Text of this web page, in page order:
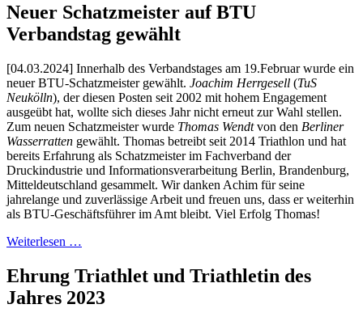
Neuer Schatzmeister auf BTU
Verbandstag gewählt
[04.03.2024] Innerhalb des Verbandstages am 19.Februar wurde ein
neuer BTU-Schatzmeister gewählt. Joachim Herrgesell (TuS
Neukölln), der diesen Posten seit 2002 mit hohem Engagement
ausgeübt hat, wollte sich dieses Jahr nicht erneut zur Wahl stellen.
Zum neuen Schatzmeister wurde Thomas Wendtvon den Berliner
Wasserratten gewählt. Thomas betreibt seit 2014 Triathlon und hat
bereits Erfahrung als Schatzmeister im Fachverband der
Druckindustrie und Informationsverarbeitung Berlin, Brandenburg,
Mitteldeutschland gesammelt. Wir danken Achim für seine
jahrelange und zuverlässige Arbeit und freuen uns, dass er weiterhin
als BTU-Geschäftsführer im Amt bleibt. Viel Erfolg Thomas!
Weiterlesen …
Ehrung Triathlet und Triathletin des
Jahres 2023